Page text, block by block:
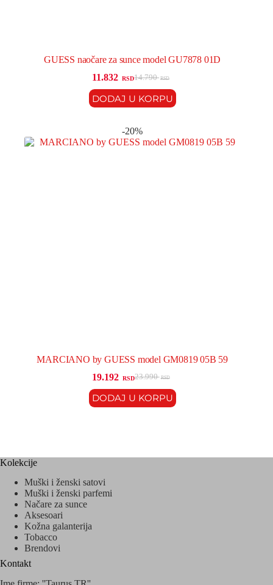
GUESS naočare za sunce model GU7878 01D
14.790 RSD
11.832 RSD
DODAJ U KORPU
-20%
MARCIANO by GUESS model GM0819 05B 59
23.990 RSD
19.192 RSD
DODAJ U KORPU
Kolekcije
Muški i ženski satovi
Muški i ženski parfemi
Načare za sunce
Aksesoari
Kožna galanterija
Tobacco
Brendovi
Kontakt